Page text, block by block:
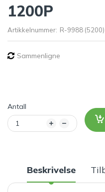
1200P
Artikkelnummer: R-9988 (5200)
Sammenligne
Antall
Beskrivelse